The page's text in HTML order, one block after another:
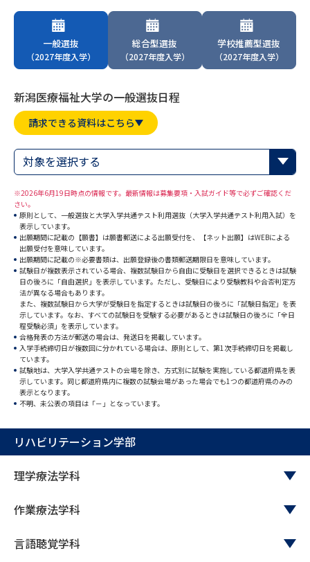
大学・短大以外の資料から請求
専門学校の資料請求 大学院の資料請求
大学入学共通テスト「受験上の
配慮案内」の請求
幼稚園教員資格認定試験
高等学校（情報）教員資格認定
試験
大学研究 大学検索
大学で学べる内容や特徴を調べる
新増設大学・学部・学科特集
国際・グローバルに強い大学特
集
データサイエンス特集 奨学金・特待生制度特集
新学年スタート号特集ページ
一般選抜
（2027年度入学）
総合型選抜
（2027年度入学）
学校推薦型選抜
（2027年度入学）
新潟医療福祉大学の一般選抜日程
請求できる資料はこちら
対象を選択する
※2026年6月19日時点の情報です。最新情報は募集要項・入試ガイド等で必ずご確認くだ
さい。
原則として、一般選抜と大学入学共通テスト利用選抜（大学入学共通テスト利用入試）を
表示しています。
出願期間に記載の【願書】は願書郵送による出願受付を、【ネット出願】はWEBによる
出願受付を意味しています。
出願期間に記載の※必要書類は、出願登録後の書類郵送期限日を意味しています。
試験日が複数表示されている場合、複数試験日から自由に受験日を選択できるときは試験
日の後ろに「自由選択」を表示しています。ただし、受験日により受験教科や合否判定方
法が異なる場合もあります。
また、複数試験日から大学が受験日を指定するときは試験日の後ろに「試験日指定」を表
示しています。なお、すべての試験日を受験する必要があるときは試験日の後ろに「全日
程受験必須」を表示しています。
合格発表の方法が郵送の場合は、発送日を掲載しています。
入学手続締切日が複数回に分かれている場合は、原則として、第1次手続締切日を掲載し
ています。
試験地は、大学入学共通テストの会場を除き、方式別に試験を実施している都道府県を表
示しています。同じ都道府県内に複数の試験会場があった場合でも1つの都道府県のみの
表示となります。
不明、未公表の項目は「－」となっています。
リハビリテーション学部
理学療法学科
作業療法学科
言語聴覚学科